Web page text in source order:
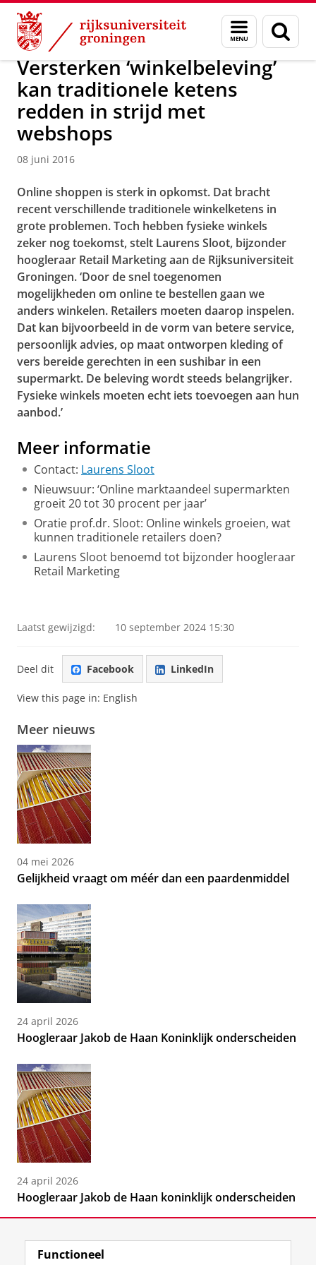
Skip
Content
Skip
Navigation
Menu
en
zoeken
Over ons
Versterken ‘winkelbeleving’
kan traditionele ketens
redden in strijd met
webshops
08 juni 2016
Online shoppen is sterk in opkomst. Dat bracht
recent verschillende traditionele winkelketens in
grote problemen. Toch hebben fysieke winkels
zeker nog toekomst, stelt Laurens Sloot, bijzonder
hoogleraar Retail Marketing aan de Rijksuniversiteit
Groningen. ‘Door de snel toegenomen
mogelijkheden om online te bestellen gaan we
anders winkelen. Retailers moeten daarop inspelen.
Dat kan bijvoorbeeld in de vorm van betere service,
persoonlijk advies, op maat ontworpen kleding of
vers bereide gerechten in een sushibar in een
supermarkt. De beleving wordt steeds belangrijker.
Fysieke winkels moeten echt iets toevoegen aan hun
aanbod.’
Meer informatie
Contact: Laurens Sloot
Nieuwsuur: ‘Online marktaandeel supermarkten
groeit 20 tot 30 procent per jaar’
Oratie prof.dr. Sloot: Online winkels groeien, wat
kunnen traditionele retailers doen?
Laurens Sloot benoemd tot bijzonder hoogleraar
Retail Marketing
Versterken ‘winkelbeleving’ kan traditionele ketens
Laatst gewijzigd: 10 september 2024 15:30
Deel dit Facebook LinkedIn
View this page in: English
Meer nieuws
04 mei 2026
Gelijkheid vraagt om méér dan een paardenmiddel
24 april 2026
Hoogleraar Jakob de Haan Koninklijk onderscheiden
24 april 2026
Hoogleraar Jakob de Haan koninklijk onderscheiden
Functioneel